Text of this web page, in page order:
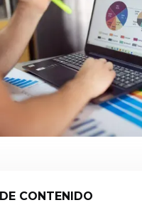
CONTENIDO